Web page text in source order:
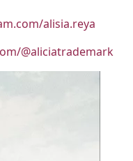
alisia.reya
@aliciatrademark